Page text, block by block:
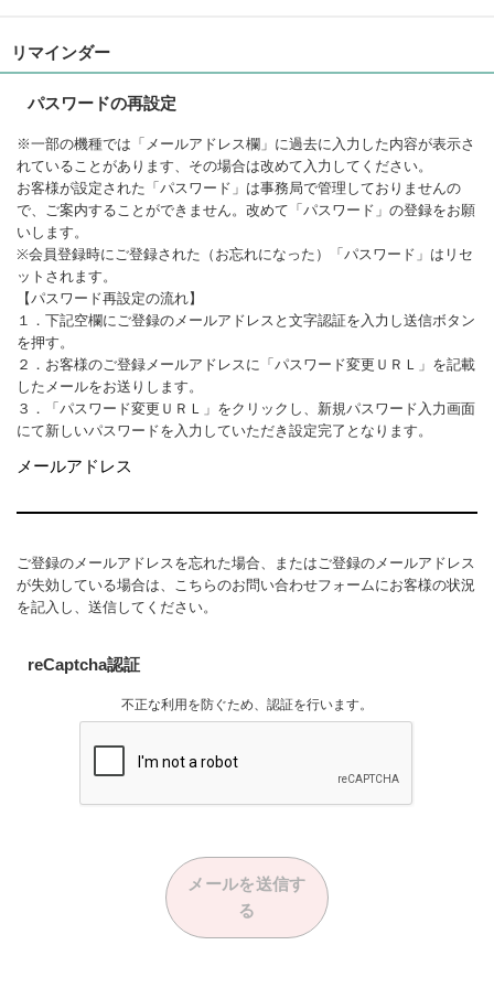
リマインダー
パスワードの再設定
※一部の機種では「メールアドレス欄」に過去に入力した内容が表示さ
れていることがあります、その場合は改めて入力してください。
お客様が設定された「パスワード」は事務局で管理しておりませんの
で、ご案内することができません。改めて「パスワード」の登録をお願
いします。
※会員登録時にご登録された（お忘れになった）「パスワード」はリセ
ットされます。
【パスワード再設定の流れ】
１．下記空欄にご登録のメールアドレスと文字認証を入力し送信ボタン
を押す。
２．お客様のご登録メールアドレスに「パスワード変更ＵＲＬ」を記載
したメールをお送りします。
３．「パスワード変更ＵＲＬ」をクリックし、新規パスワード入力画面
にて新しいパスワードを入力していただき設定完了となります。
メールアドレス
ご登録のメールアドレスを忘れた場合、またはご登録のメールアドレス
が失効している場合は、 こちらのお問い合わせフォームにお客様の状況
を記入し、送信してください。
reCaptcha認証
不正な利用を防ぐため、認証を行います。
メールを送信す
る